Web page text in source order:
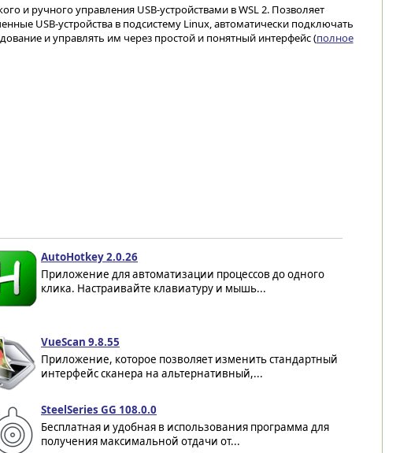
и ручного управления USB-устройствами в WSL 2. Позволяет
USB-устройства в подсистему Linux, автоматически подключать
и управлять им через простой и понятный интерфейс (полное
AutoHotkey 2.0.26
Приложение для автоматизации процессов до одного
клика. Настраивайте клавиатуру и мышь...
VueScan 9.8.55
Приложение, которое позволяет изменить стандартный
интерфейс сканера на альтернативный,...
SteelSeries GG 108.0.0
Бесплатная и удобная в использования программа для
получения максимальной отдачи от...